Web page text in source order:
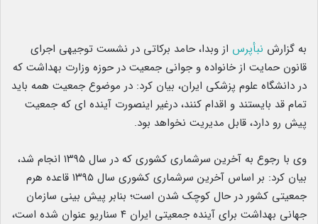
به گزارش نبأپرس از وبدا، حامد برکاتی در نشست توجیهی اجرای
قانون حمایت از خانواده و جوانی جمعیت در حوزه وزارت بهداشت که
در دانشگاه علوم پزشکی ایران، بیان کرد: در موضوع جمعیت همه باید
تمام قد بایستند و اقدام کنند، درغیر اینصورت آینده ای که جمعیت
پیش رو دارد، قابل مدیریت نخواهد بود.
وی با رجوع به آخرین سرشماری کشوری که در سال ۱۳۹۵ انجام شد،
بیان کرد: بر اساس آخرین سرشماری کشوری سال ۱۳۹۵ قاعده هرم
جمعیتی کشور در حال کوچک شدن است؛ بنابر پیش بینی سازمان
جهانی بهداشت برای آینده جمعیتی ایران ۴ سناریو عنوان شده است،